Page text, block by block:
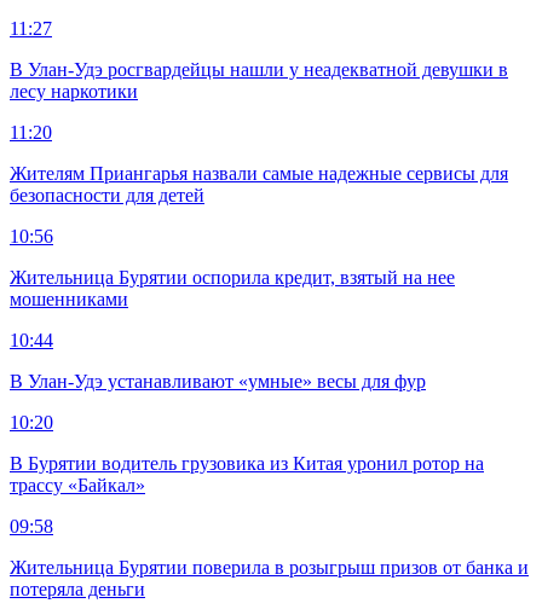
11:27
В Улан-Удэ росгвардейцы нашли у неадекватной девушки в
лесу наркотики
11:20
Жителям Приангарья назвали самые надежные сервисы для
безопасности для детей
10:56
Жительница Бурятии оспорила кредит, взятый на нее
мошенниками
10:44
В Улан-Удэ устанавливают «умные» весы для фур
10:20
В Бурятии водитель грузовика из Китая уронил ротор на
трассу «Байкал»
09:58
Жительница Бурятии поверила в розыгрыш призов от банка и
потеряла деньги